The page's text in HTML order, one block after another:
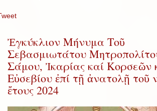
Ἐγκύκλιον Μήνυμα Τοῦ
Σεβασμιωτάτου
Σάμου, Ἰκαρίας καί Κορσεῶν
Εὐσεβίου ἐπί τῇ ἀνατολῇ τοῦ
ἔτους 2024